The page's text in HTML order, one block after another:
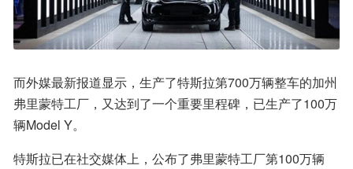
而外媒最新报道显示，生产了特斯拉第700万辆整车的加州
弗里蒙特工厂，又达到了一个重要里程碑，已生产了100万
辆Model Y。
特斯拉已在社交媒体上，公布了弗里蒙特工厂第100万辆